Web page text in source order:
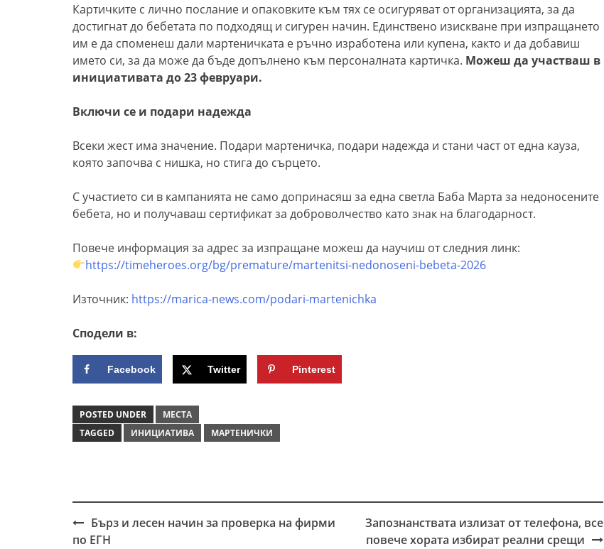
Картичките с лично послание и опаковките към тях се осигуряват от организацията, за да
достигнат до бебетата по подходящ и сигурен начин. Единствено изискване при изпращането
им е да споменеш дали мартеничката е ръчно изработена или купена, както и да добавиш
името си, за да може да бъде допълнено към персоналната картичка. Можеш да участваш в
инициативата до 23 февруари.
Включи се и подари надежда
Всеки жест има значение. Подари мартеничка, подари надежда и стани част от една кауза,
която започва с нишка, но стига до сърцето.
С участието си в кампанията не само допринасяш за една светла Баба Марта за недоносените
бебета, но и получаваш сертификат за доброволчество като знак на благодарност.
Повече информация за адрес за изпращане можеш да научиш от следния линк:
https://timeheroes.org/bg/premature/martenitsi-nedonoseni-bebeta-2026
Източник: https://marica-news.com/podari-martenichka
Сподели в:
Facebook Twitter Pinterest
POSTED UNDER
МЕСТА
TAGGED
ИНИЦИАТИВА МАРТЕНИЧКИ
Post
Бърз и лесен начин за проверка на фирми
по ЕГН
Запознанствата излизат от телефона, все
повече хората избират реални срещи